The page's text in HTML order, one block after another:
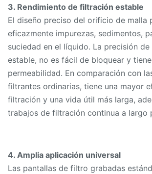
3. Rendimiento de filtración estable
El diseño preciso del orificio de malla
eficazmente impurezas, sedimentos,
suciedad en el líquido. La precisión
estable, no es fácil de bloquear y
permeabilidad. En comparación con
filtrantes ordinarias, tiene una mayor
filtración y una vida útil más larga,
trabajos de filtración continua a largo
4. Amplia aplicación universal
Las pantallas de filtro grabadas